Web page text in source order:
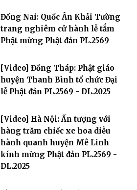
Đồng Nai: Quốc Ân Khải Tường
trang nghiêm cử hành lễ tắm
Phật mừng Phật đản PL.2569
[Video] Đồng Tháp: Phật giáo
huyện Thanh Bình tổ chức Đại
lễ Phật đản PL.2569 - DL.2025
[Video] Hà Nội: Ấn tượng với
hàng trăm chiếc xe hoa diễu
hành quanh huyện Mê Linh
kính mừng Phật đản PL.2569 -
DL.2025